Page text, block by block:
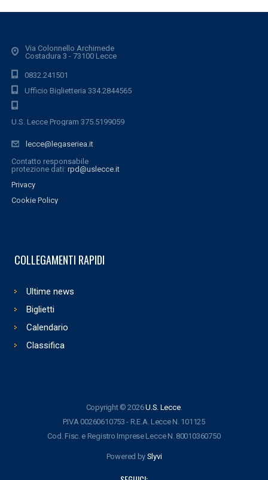
Via Colonnello Archimede
Costadura 3 - 73100 Lecce
0832.241501
Ufficio Biglietteria 334.2844565
U.S. Lecce Program 375.5199059
lecce@legaseriea.it
Contatto responsabile
protezione dati: rpd@uslecce.it
Privacy
Cookie Policy
COLLEGAMENTI RAPIDI
Ultime news
Biglietti
Calendario
Classifica
Copyright © 2026U.S. Lecce.
P.IVA 00260610753 - R.E.A. Lecce N. 101125
Cod. Fisc. e Registro Imprese Lecce N. 80010360750
Powered by Slyvi